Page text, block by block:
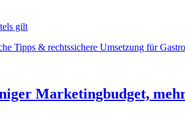
Tipps & rechtssichere Umsetzung für
Marketingbudget,